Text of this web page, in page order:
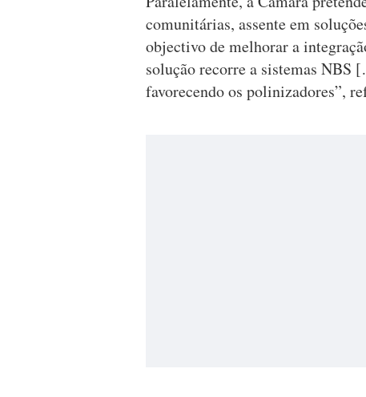
comunitárias, assente em
objectivo de melhorar a
solução recorre a sistemas
favorecendo os polinizadores”,